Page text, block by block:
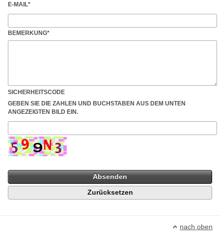
E-MAIL*
BEMERKUNG*
SICHERHEITSCODE
GEBEN SIE DIE ZAHLEN UND BUCHSTABEN AUS DEM UNTEN
ANGEZEIGTEN BILD EIN.
nach oben